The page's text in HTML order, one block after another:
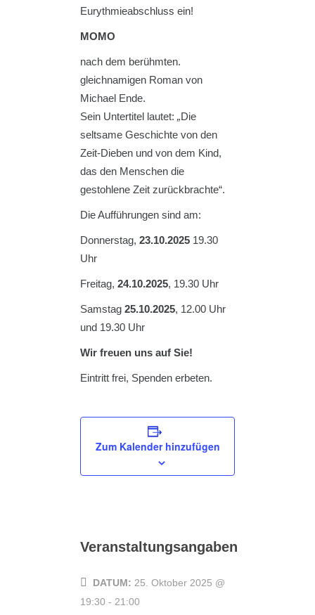
Eurythmieabschluss ein!
MOMO
nach dem berühmten.
gleichnamigen Roman von
Michael Ende.
Sein Untertitel lautet: „Die
seltsame Geschichte von den
Zeit-Dieben und von dem Kind,
das den Menschen die
gestohlene Zeit zurückbrachte“.
Die Aufführungen sind am:
Donnerstag, 23.10.2025 19.30
Uhr
Freitag, 24.10.2025, 19.30 Uhr
Samstag 25.10.2025, 12.00 Uhr
und 19.30 Uhr
Wir freuen uns auf Sie!
Eintritt frei, Spenden erbeten.
Zum Kalender hinzufügen
Veranstaltungsangaben
DATUM: 25. Oktober 2025 @
19:30 - 21:00